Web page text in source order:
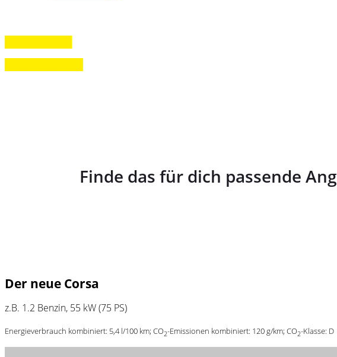
Finde das für dich passende
Der neue Corsa
z.B. 1.2 Benzin, 55 kW (75 PS)
Energieverbrauch kombiniert: 5,4 l/100 km; CO2-Emissionen kombiniert: 120 g/km; CO2-Klasse: D​